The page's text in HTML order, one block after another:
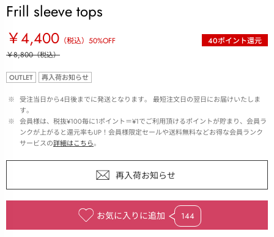
Frill sleeve tops
￥4,400 （税込） 50%OFF 40ポイント還元
￥8,800（税込）
OUTLET 再入荷お知らせ
※ 受注当日から4日後までに発送となります。 最短注文日の翌日にお届けいたしま
す。
※ 会員様は、税抜¥100毎に1ポイント＝¥1でご利用頂けるポイントが貯まり、会員ラ
ンクが上がると還元率もUP！会員様限定セールや送料無料などお得な会員ランク
サービスの詳細はこちら。
お気に入りに追加 144